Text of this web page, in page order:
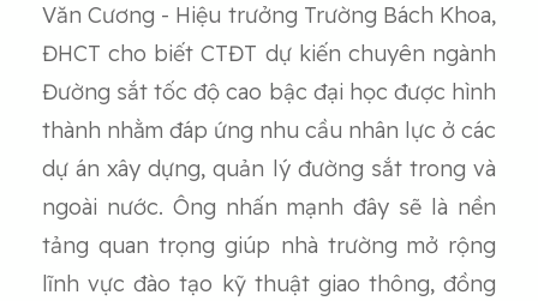
Văn Cương - Hiệu trưởng Trường Bách Khoa,
ĐHCT cho biết CTĐT dự kiến chuyên ngành
Đường sắt tốc độ cao bậc đại học được hình
thành nhằm đáp ứng nhu cầu nhân lực ở các
dự án xây dựng, quản lý đường sắt trong và
ngoài nước. Ông nhấn mạnh đây sẽ là nền
tảng quan trọng giúp nhà trường mở rộng
lĩnh vực đào tạo kỹ thuật giao thông, đồng